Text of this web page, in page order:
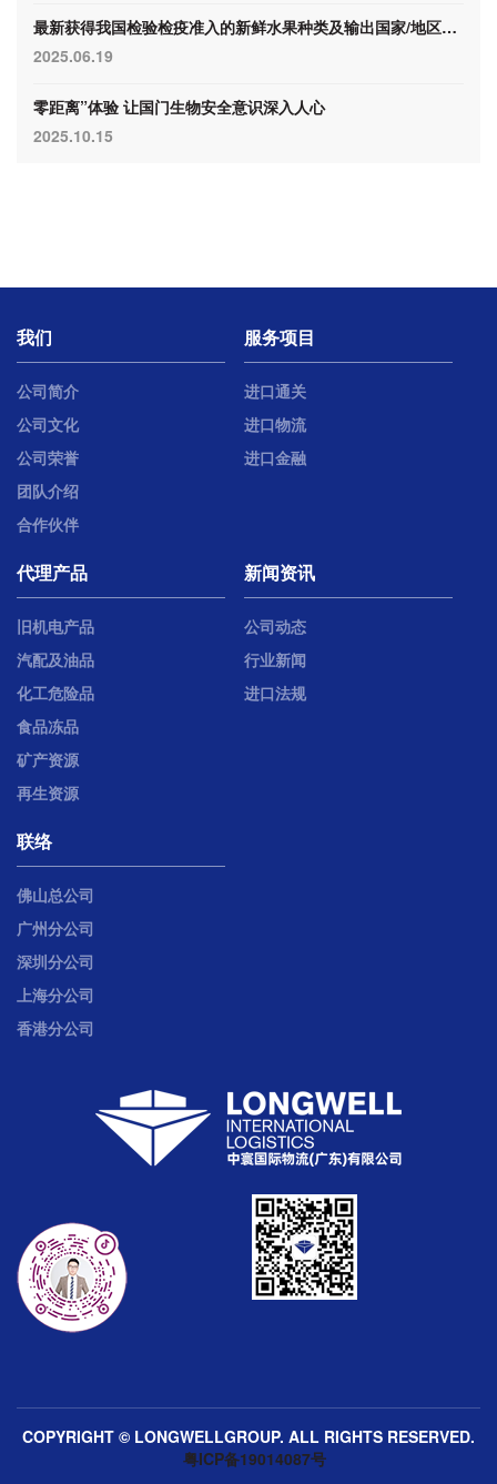
最新获得我国检验检疫准入的新鲜水果种类及输出国家/地区名录（4月30日）
2025.06.19
零距离”体验 让国门生物安全意识深入人心
2025.10.15
我们
公司简介
公司文化
公司荣誉
团队介绍
合作伙伴
服务项目
进口通关
进口物流
进口金融
代理产品
旧机电产品
汽配及油品
化工危险品
食品冻品
矿产资源
再生资源
新闻资讯
公司动态
行业新闻
进口法规
联络
佛山总公司
广州分公司
深圳分公司
上海分公司
香港分公司
COPYRIGHT © LONGWELLGROUP. ALL RIGHTS RESERVED.
粤ICP备19014087号